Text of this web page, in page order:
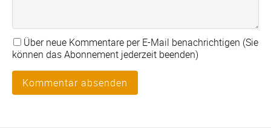
Über neue Kommentare per E-Mail benachrichtigen (Sie
können das Abonnement jederzeit beenden)
Kommentar absenden